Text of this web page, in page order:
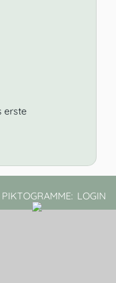
erste
PIKTOGRAMME: LOGIN